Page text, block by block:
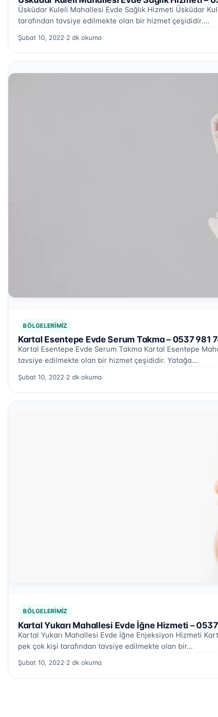
Üsküdar Kuleli Mahallesi Evde Sağlık Hizmeti Üsküdar
tarafından tavsiye edilmekte olan bir hizmet çeşididir.…
Şubat 10, 2022·2 dk okuma
BÖLGELERIMIZ
Kartal Esentepe Evde Serum Takma – 0537 981
Kartal Esentepe Evde Serum Takma Kartal Esentepe
tavsiye edilmekte olan bir hizmet çeşididir. Yatağa…
Şubat 10, 2022·2 dk okuma
BÖLGELERIMIZ
Kartal Yukarı Mahallesi Evde İğne Hizmeti –
Kartal Yukarı Mahallesi Evde İğne Enjeksiyon Hizmeti
pek çok kişi tarafından tavsiye edilmekte olan bir…
Şubat 10, 2022·2 dk okuma